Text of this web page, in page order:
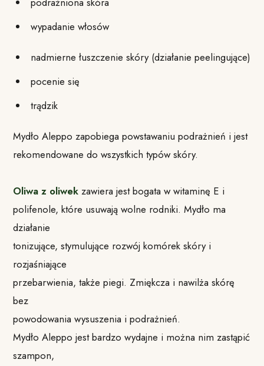
wypadanie włosów
nadmierne łuszczenie skóry (działanie peelingujące)
pocenie się
trądzik
Mydło Aleppo zapobiega powstawaniu podrażnień i jest
rekomendowane do wszystkich typów skóry.
Oliwa z oliwek zawiera jest bogata w witaminę E i
polifenole, które usuwają wolne rodniki. Mydło ma
działanie
tonizujące, stymulujące rozwój komórek skóry i
rozjaśniające
przebarwienia, także piegi. Zmiękcza i nawilża skórę
bez
powodowania wysuszenia i podrażnień.
Mydło Aleppo jest bardzo wydajne i można nim zastąpić
szampon,